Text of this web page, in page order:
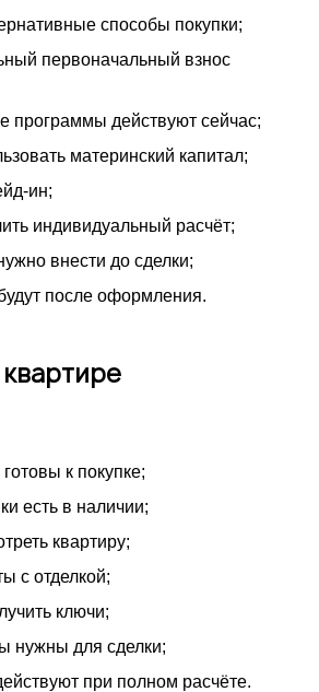
способы покупки;
первоначальный взнос
программы действуют сейчас;
материнский капитал;
ин;
индивидуальный расчёт;
внести до сделки;
после оформления.
к покупке;
есть в наличии;
квартиру;
с отделкой;
ключи;
нужны для сделки;
при полном расчёте.